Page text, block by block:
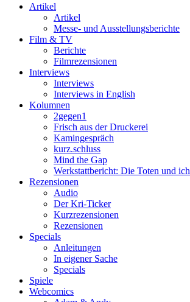
Artikel
Artikel
Messe- und Ausstellungsberichte
Film & TV
Berichte
Filmrezensionen
Interviews
Interviews
Interviews in English
Kolumnen
2gegen1
Frisch aus der Druckerei
Kamingespräch
kurz.schluss
Mind the Gap
Werkstattbericht: Die Toten und ich
Rezensionen
Audio
Der Kri-Ticker
Kurzrezensionen
Rezensionen
Specials
Anleitungen
In eigener Sache
Specials
Spiele
Webcomics